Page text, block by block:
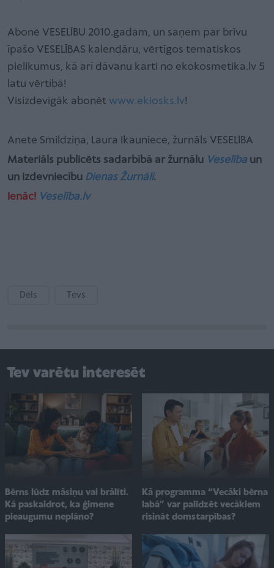
Abonē VESELĪBU 2010.gadam, un saņem par brīvu
īpašo VESELĪBAS kalendāru, vērtīgos tematiskos
pielikumus, kā arī dāvanu karti no ekokosmetika.lv 5
latu vērtībā!
Visizdevīgāk abonēt www.ekiosks.lv!
Anete Smildziņa, Laura Ikauniece, žurnāls VESELĪBA
Materiāls publicēts sadarbībā ar žurnālu Veselība un
un izdevniecību Dienas Žurnāli.
Ienāc! Veselība.lv
Dēls Tēvs
Tev varētu interesēt
Bērns lūdz māsiņu vai brālīti.
Kā paskaidrot, ka ģimene
pieaugumu neplāno?
Kā programma “Vecāki bērna
labā” var palīdzēt vecākiem
risināt domstarpības?